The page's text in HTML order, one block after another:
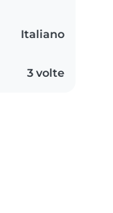
Italiano
3 volte